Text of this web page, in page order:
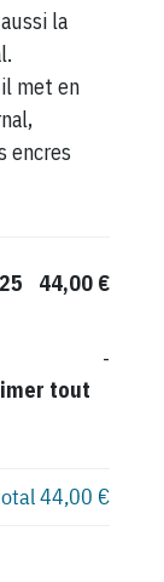
la
met en
encres
44,00 €
tout
-
44,00 €